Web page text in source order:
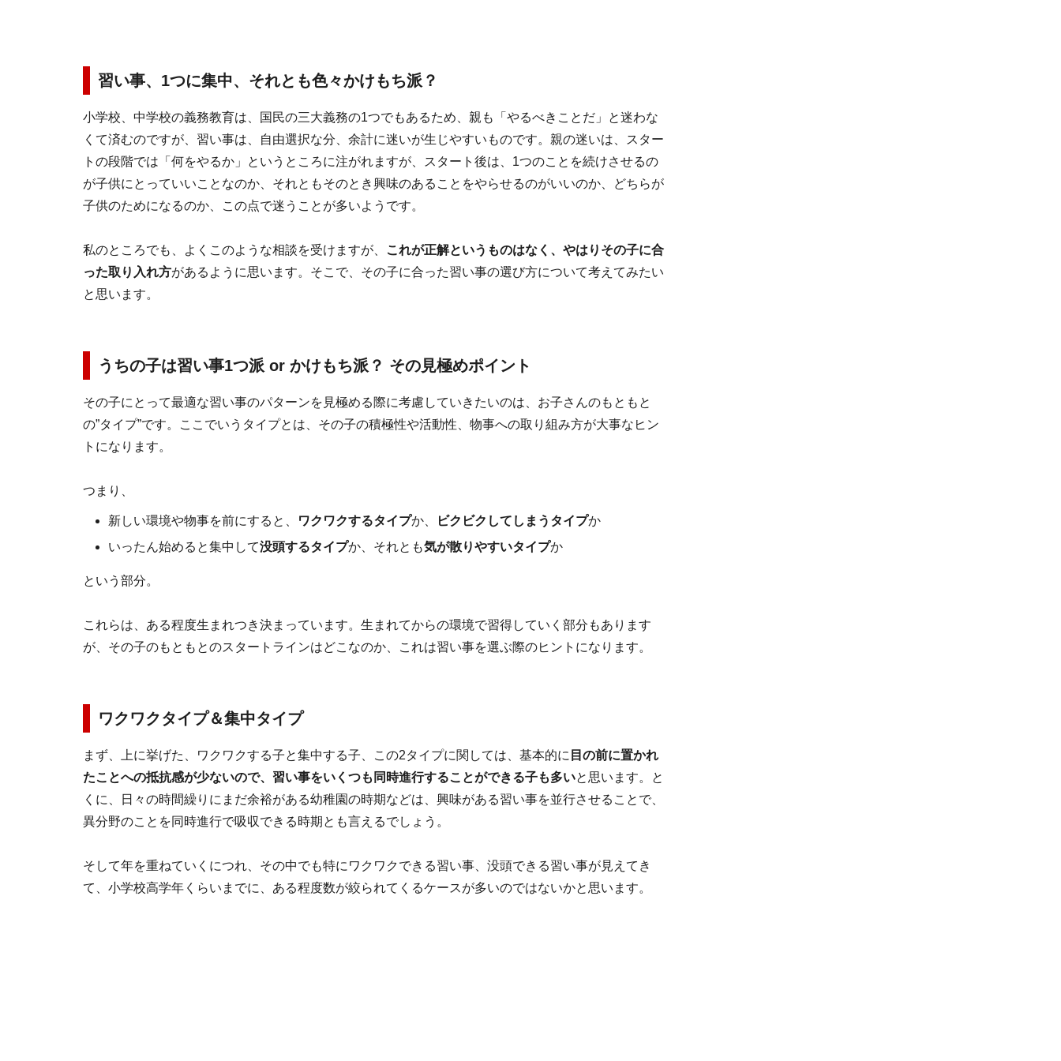
習い事、1つに集中、それとも色々かけもち派？
小学校、中学校の義務教育は、国民の三大義務の1つでもあるため、親も「やるべきことだ」と迷わな
くて済むのですが、習い事は、自由選択な分、余計に迷いが生じやすいものです。親の迷いは、スター
トの段階では「何をやるか」というところに注がれますが、スタート後は、1つのことを続けさせるの
が子供にとっていいことなのか、それともそのとき興味のあることをやらせるのがいいのか、どちらが
子供のためになるのか、この点で迷うことが多いようです。
私のところでも、よくこのような相談を受けますが、
これが正解というものはなく、やはりその子に合
った取り入れ方があるように思います。そこで、その子に合った習い事の選び方について考えてみたい
と思います。
うちの子は習い事1つ派 or かけもち派？ その見極めポイント
その子にとって最適な習い事のパターンを見極める際に考慮していきたいのは、お子さんのもともと
の”タイプ”です。ここでいうタイプとは、その子の積極性や活動性、物事への取り組み方が大事なヒン
トになります。
つまり、
新しい環境や物事を前にすると、 ワクワクするタイプか、 ビクビクしてしまうタイプか
いったん始めると集中して没頭するタイプか、それとも気が散りやすいタイプか
という部分。
これらは、ある程度生まれつき決まっています。生まれてからの環境で習得していく部分もあります
が、その子のもともとのスタートラインはどこなのか、これは習い事を選ぶ際のヒントになります。
ワクワクタイプ＆集中タイプ
まず、上に挙げた、ワクワクする子と集中する子、この2タイプに関しては、基本的に 目の前に置かれ
たことへの抵抗感が少ないので、習い事をいくつも同時進行することができる子も多いと思います。と
くに、日々の時間繰りにまだ余裕がある幼稚園の時期などは、興味がある習い事を並行させることで、
異分野のことを同時進行で吸収できる時期とも言えるでしょう。
そして年を重ねていくにつれ、その中でも特にワクワクできる習い事、没頭できる習い事が見えてき
て、小学校高学年くらいまでに、ある程度数が絞られてくるケースが多いのではないかと思います。